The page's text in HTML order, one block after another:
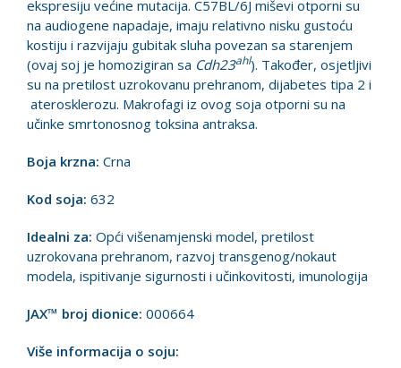
ekspresiju većine mutacija. C57BL/6J miševi otporni su
na audiogene napadaje, imaju relativno nisku gustoću
kostiju i razvijaju gubitak sluha povezan sa starenjem
(ovaj soj je homozigiran sa Cdh23ahl). Također, osjetljivi
su na pretilost uzrokovanu prehranom, dijabetes tipa 2 i
aterosklerozu. Makrofagi iz ovog soja otporni su na
učinke smrtonosnog toksina antraksa.
Boja krzna: Crna
Kod soja: 632
Idealni za: Opći višenamjenski model, pretilost
uzrokovana prehranom, razvoj transgenog/nokaut
modela, ispitivanje sigurnosti i učinkovitosti, imunologija
JAX™ broj dionice: 000664
Više informacija o soju: